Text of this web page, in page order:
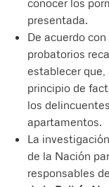
presentada.
De acuerdo
probatorios
establecer que,
principio de
los
apartamentos.
La
de la Nación
responsables